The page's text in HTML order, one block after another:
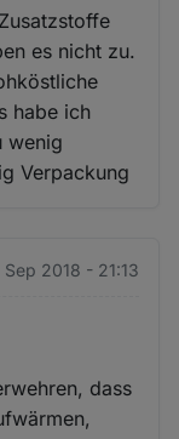
es nicht zu.
habe ich
wenig
Verpackung
Sep 2018 - 21:13
dass